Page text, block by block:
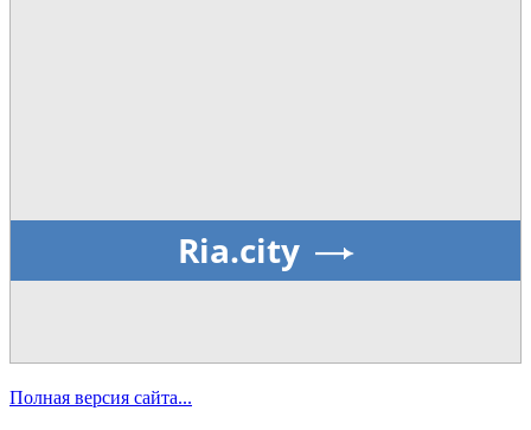
Ria.city
Полная версия сайта...